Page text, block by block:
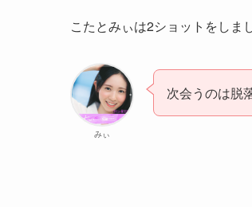
こたとみぃは2ショットをしまし
みぃ
次会うのは脱